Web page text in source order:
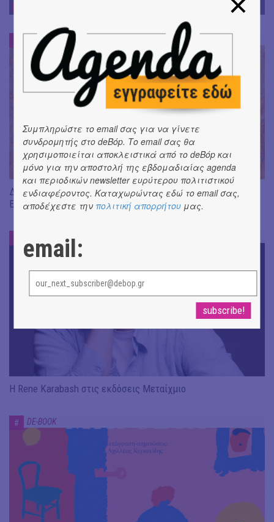
DE-BOOK
Διαβάσαμε: «Η πηγή των δακρύων» του Jean-Paul Dubois ||
Εκδ. Δώμα
Η Rene Karabash στις εκδόσεις Μεταίχμιο
# DE-BOOK
Συμπληρώστε το email σας για να γίνετε
συνδρομητής στο deBόp. Το email σας θα
χρησιμοποιείται αποκλειστικά από το deBόp και
μόνο για την αποστολή της εβδομαδιαίας agenda
και περιοδικών newsletter ευρύτερου πολιτιστικού
ενδιαφέροντος. Καταχωρώντας εδώ το email σας,
αποδέχεστε την πολιτική απορρήτου μας.
email: